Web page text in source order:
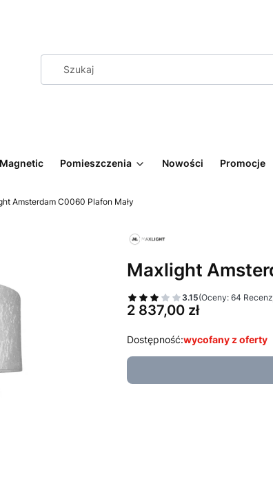
Pomieszczenia Nowości Promocje
Amsterdam C0060 Plafon Mały
Maxlight
3.15(Oceny: 64
Cena
2 837,00 zł
Dostępność:wycofany z oferty